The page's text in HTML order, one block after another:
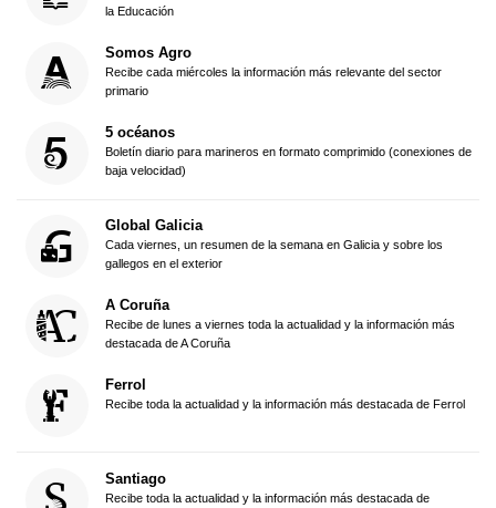
la Educación
Somos Agro
Recibe cada miércoles la información más relevante del sector
primario
5 océanos
Boletín diario para marineros en formato comprimido (conexiones de
baja velocidad)
Global Galicia
Cada viernes, un resumen de la semana en Galicia y sobre los
gallegos en el exterior
A Coruña
Recibe de lunes a viernes toda la actualidad y la información más
destacada de A Coruña
Ferrol
Recibe toda la actualidad y la información más destacada de Ferrol
Santiago
Recibe toda la actualidad y la información más destacada de